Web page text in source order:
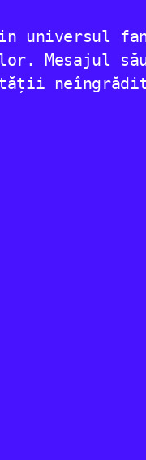
universul
Mesajul